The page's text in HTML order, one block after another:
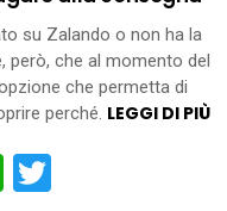
su Zalando o non ha la
però, che al momento del
che permetta di
perché. LEGGI DI PIÙ
WhatsApp